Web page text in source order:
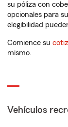
su póliza con
opcionales para
elegibilidad
Comience su
mismo.
Vehículos